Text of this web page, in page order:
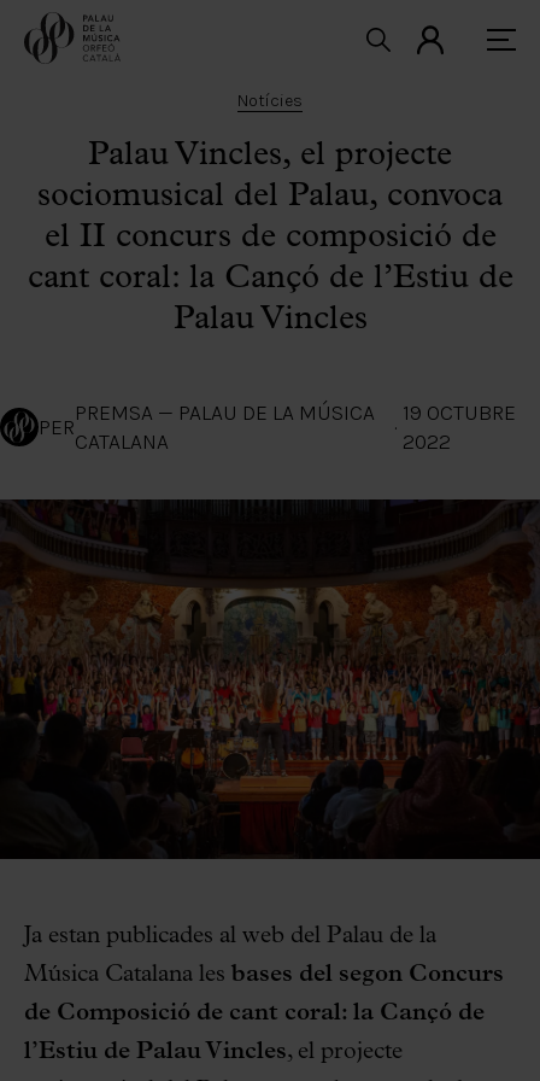
Notícies
Palau Vincles, el projecte
sociomusical del Palau, convoca
el II concurs de composició de
cant coral: la Cançó de l’Estiu de
Palau Vincles
PER
PREMSA — PALAU DE LA MÚSICA
CATALANA
·
19 OCTUBRE
2022
Ja estan publicades al web del Palau de la
Música Catalana les bases del segon Concurs
de Composició de cant coral: la Cançó de
l’Estiu de Palau Vincles, el projecte